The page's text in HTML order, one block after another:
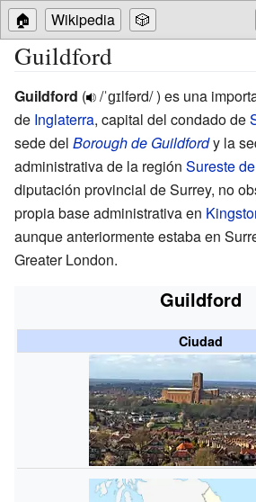
🏠 Wikipedia 🎲
Guildford
Guildford ( /ˈɡɪlfərd/) es una
de Inglaterra, capital del condado de
sede del Borough de Guildfordy la
administrativa de la región Sureste
diputación provincial de Surrey, no
propia base administrativa en
aunque anteriormente estaba en
Greater London.
Guildford
Ciudad